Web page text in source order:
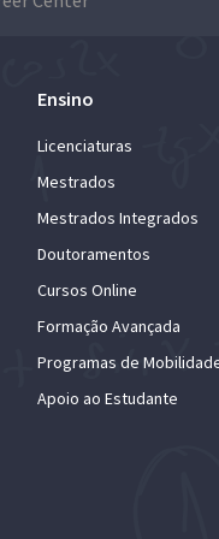
Ensino
Licenciaturas
Mestrados
Mestrados Integrados
Doutoramentos
Cursos Online
Formação Avançada
Programas de
Apoio ao Estudante